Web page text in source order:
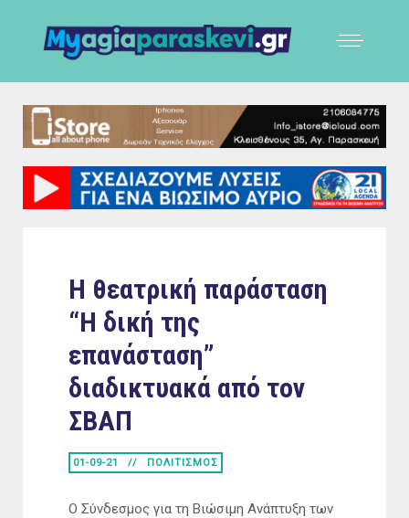
Η θεατρική παράσταση
“Η δική της
επανάσταση”
διαδικτυακά από τον
ΣΒΑΠ
01-09-21 ΠΟΛΙΤΙΣΜΟΣ
Ο Σύνδεσμος για τη Βιώσιμη Ανάπτυξη των